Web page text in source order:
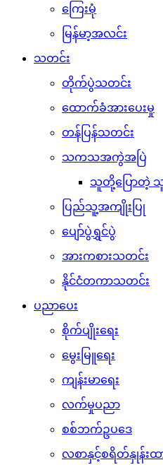
ကြေးမုံ
မြန်မာ့အလင်း
သတင်း
တိုက်ပွဲသတင်း
ထောက်ခံအားပေးမှု
တန်ပြန်သတင်း
သကသအကွဲအပြဲ
သူတို့ပြောတဲ့
ပြည်သူ့အကျိုးပြု
ပျော်ပွဲရွှင်ပွဲ
အားကစားသတင်း
နိုင်ငံတကာသတင်း
ပညာပေး
စိုက်ပျိုးရေး
မွေးမြူရေး
ကျန်းမာရေး
လက်မှုပညာ
စစ်ဘက်ဥပဒေ
လစာနှင့်စရိတ်နှုန်းထ